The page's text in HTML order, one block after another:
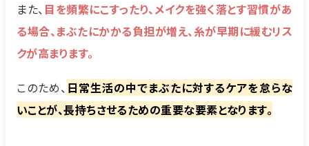
また、 目を頻繁にこすったり、メイクを強く落とす習慣があ
る場合、まぶたにかかる負担が増え、糸が早期に緩むリス
クが高まります。
このため、 日常生活の中でまぶたに対するケアを怠らな
いことが、長持ちさせるための重要な要素となります。